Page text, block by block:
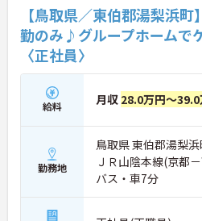
【鳥取県／東伯郡湯梨浜
勤のみ♪グループホームで
〈正社員〉
給料 月収 28.0万円～39.0
勤務地
鳥取県 東伯郡湯梨
ＪＲ山陰本線(京都
バス・車7分